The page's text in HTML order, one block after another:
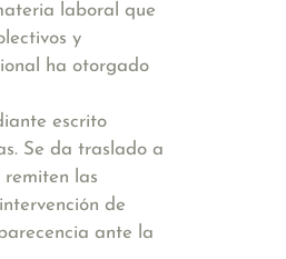
laboral que
y
ha otorgado
escrito
Se da traslado a
las
de
ante la